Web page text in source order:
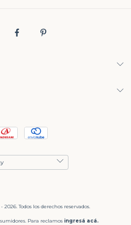
Todos los derechos reservados.
Para reclamos ingresá acá.